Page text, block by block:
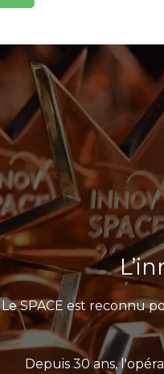
Le SPACE est reconnu
Depuis 30 ans,